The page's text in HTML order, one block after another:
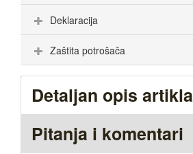
Deklaracija
Zaštita potrošača
Detaljan opis artikla
Pitanja i komentari